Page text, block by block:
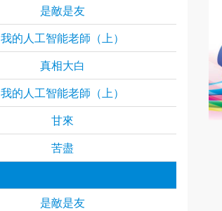
是敵是友
我的人工智能老師（上）
真相大白
我的人工智能老師（上）
甘來
苦盡
是敵是友